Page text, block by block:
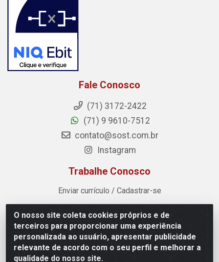
O nosso site coleta cookies próprios e de
terceiros para proporcionar uma experiência
personalizada ao usuário, apresentar publicidade
relevante de acordo com o seu perfil e melhorar a
qualidade do nosso site.
Fale Conosco
(71) 3172-2422
(71) 9 9610-7512
contato@sost.com.br
Instagram
Trabalhe Conosco
Enviar currículo / Cadastrar-se
Sost Distribuidora - Rua Cândido Rissut, 254 - Recreio
Ipitanga, Lauro de Freitas/BA - CEP 42.700-590 - CNPJ
07.041.307/0001-80